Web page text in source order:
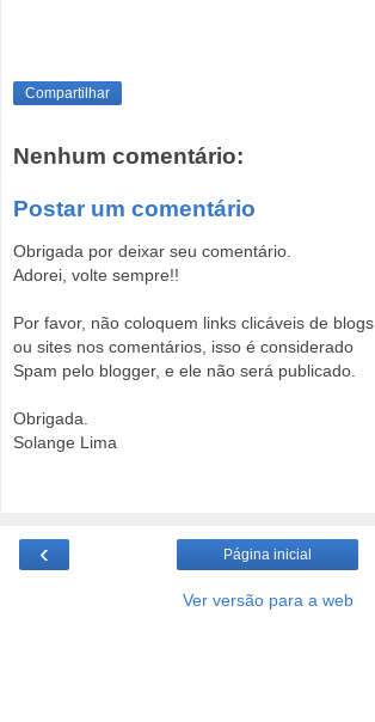
Compartilhar
Nenhum comentário:
Postar um comentário
Obrigada por deixar seu comentário.
Adorei, volte sempre!!
Por favor, não coloquem links clicáveis de blogs
ou sites nos comentários, isso é considerado
Spam pelo blogger, e ele não será publicado.
Obrigada.
Solange Lima
‹ Página inicial
Ver versão para a web